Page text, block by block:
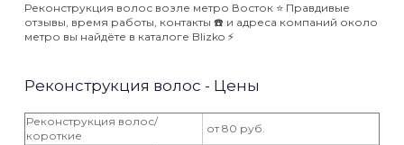
Реконструкция волос возле метро Восток ⭐️ Правдивые
отзывы, время работы, контакты ☎️ и адреса компаний около
метро вы найдёте в каталоге Blizko ⚡️
Реконструкция волос - Цены
Реконструкция волос/
короткие
от 80 руб.